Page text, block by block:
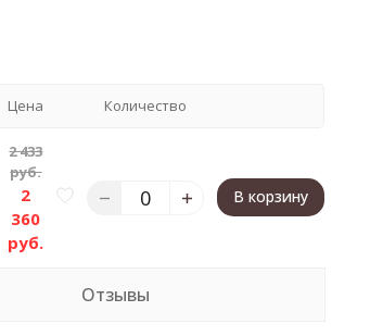
Цена Количество
2 433
руб.
2
360
руб.
В корзину
Отзывы